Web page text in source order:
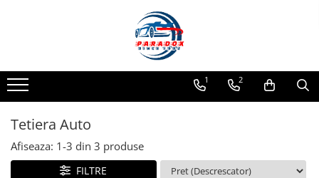
ACCESORII AUTO
Abtibild / Sticker Auto
Baby on Board
Limitare de viteza
1 2
Tetiera Auto
Afiseaza: 1-3 din 3 produse
FILTRE